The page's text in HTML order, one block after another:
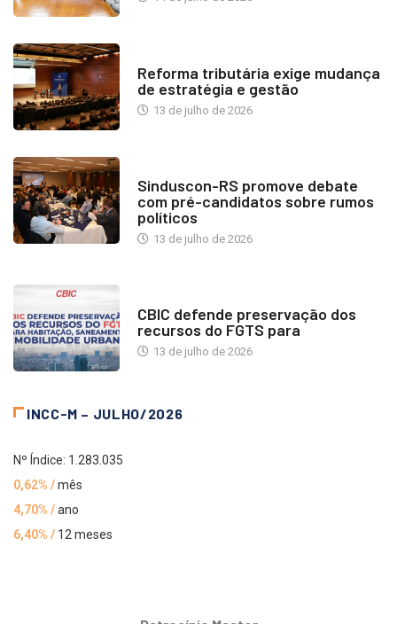
Reforma tributária exige mudança
de estratégia e gestão
13 de julho de 2026
Sinduscon-RS promove debate
com pré-candidatos sobre rumos
políticos
13 de julho de 2026
CBIC defende preservação dos
recursos do FGTS para
13 de julho de 2026
INCC-M – JULHO/2026
Nº Índice: 1.283.035
0,62% /mês
4,70% /ano
6,40% / 12 meses